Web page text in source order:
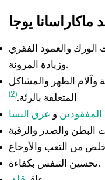
الورك والعمود الفقري
وزيادة المرونة.
وآلام الظهر والمشاكل
المتعلقة بالرئة.(2)
المفقودين و عرق النسا
تحسين التنفس بكفاءة.